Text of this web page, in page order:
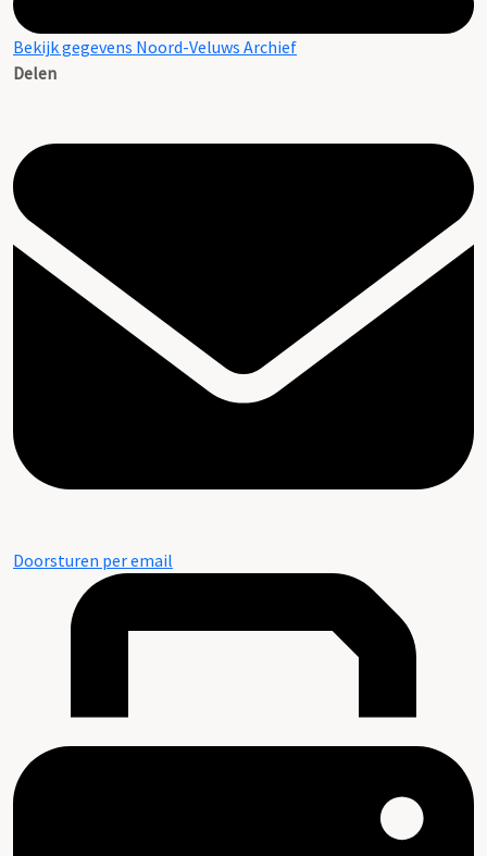
Bekijk gegevens Noord-Veluws Archief
Delen
Doorsturen per email